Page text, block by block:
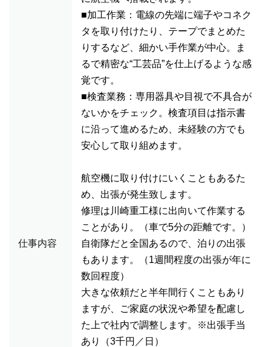
仕事内容
■加工作業：電線の先端に端子やコネク
タを取り付けたり、テープでまとめた
りするなど、細かい手作業が中心。ま
るで精密な“工芸品”を仕上げるような感
覚です。
■検査業務：専用器具や目視で不具合が
ないかをチェック。検査項目は指示書
に沿って進めるため、未経験の方でも
安心して取り組めます。
航空機に取り付けにいくこともあるた
め、出張が発生致します。
修理は川崎重工様に出向いて作業する
ことがあり。（車で5分の距離です。）
自衛隊だと全国あるので、泊りの出張
もあります。（1週間程度の出張が年に
数回程度）
大きな依頼だと半年間行くこともあり
ますが、ご家庭の状況や希望を配慮し
た上で社内で調整します。※出張手当
あり（3千円／日）